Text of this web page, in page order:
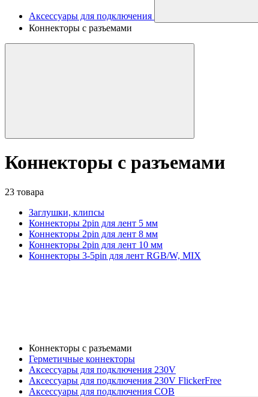
Аксессуары для подключения
Коннекторы с разъемами
Коннекторы с разъемами
23 товара
Заглушки, клипсы
Коннекторы 2pin для лент 5 мм
Коннекторы 2pin для лент 8 мм
Коннекторы 2pin для лент 10 мм
Коннекторы 3-5pin для лент RGB/W, MIX
Коннекторы с разъемами
Герметичные коннекторы
Аксессуары для подключения 230V
Аксессуары для подключения 230V FlickerFree
Аксессуары для подключения COB